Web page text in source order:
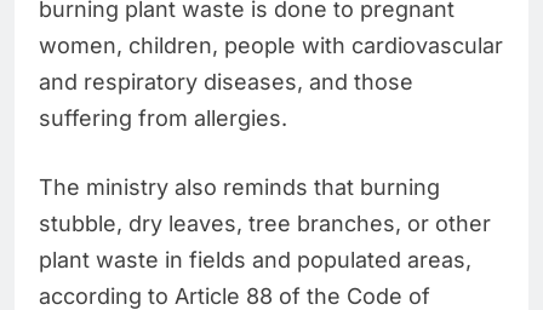
burning plant waste is done to pregnant
women, children, people with cardiovascular
and respiratory diseases, and those
suffering from allergies.
The ministry also reminds that burning
stubble, dry leaves, tree branches, or other
plant waste in fields and populated areas,
according to Article 88 of the Code of